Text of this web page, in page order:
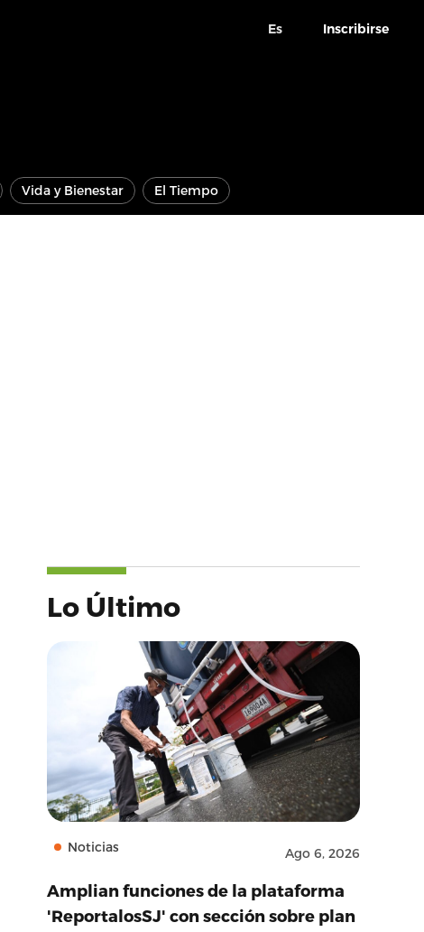
Es Inscribirse
Vida y Bienestar El Tiempo
Lo Último
Noticias Ago 6, 2026
Amplian funciones de la plataforma
'ReportalosSJ' con sección sobre plan